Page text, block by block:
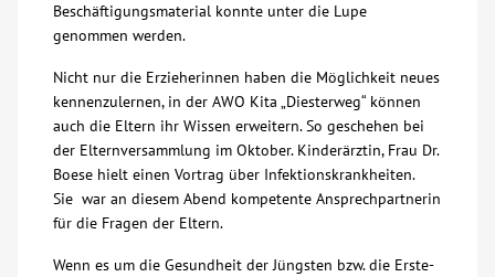
AWO BB Süd
Beschäftigungsmaterial konnte unter die Lupe
genommen werden.
Nicht nur die Erzieherinnen haben die Möglichkeit neues
kennenzulernen, in der AWO Kita „Diesterweg“ können
auch die Eltern ihr Wissen erweitern. So geschehen bei
der Elternversammlung im Oktober. Kinderärztin, Frau Dr.
Boese hielt einen Vortrag über Infektionskrankheiten.
Sie war an diesem Abend kompetente Ansprechpartnerin
für die Fragen der Eltern.
Wenn es um die Gesundheit der Jüngsten bzw. die Erste-